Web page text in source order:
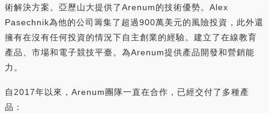
術解決方案。亞歷山大提供了Arenum的技術優勢。Alex
Pasechnik為他的公司籌集了超過900萬美元的風險投資，此外還
擁有在沒有任何投資的情況下自主創業的經驗。建立了在線教育
產品、市場和電子競技平臺。為Arenum提供產品開發和營銷能
力。
自2017年以來，Arenum團隊一直在合作，已經交付了多種產
品：